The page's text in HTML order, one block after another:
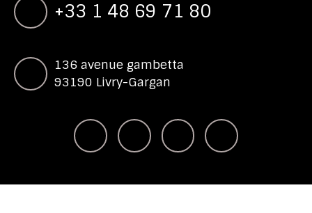
+33 1 48 69 71 80
136 avenue gambetta
93190 Livry-Gargan